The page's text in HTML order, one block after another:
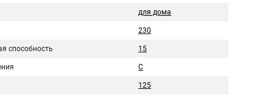
для дома
230
способность 15
C
125